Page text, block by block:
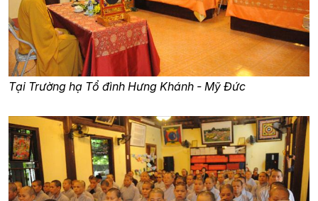
Tại Trường hạ Tổ đình Hưng Khánh - Mỹ Đức